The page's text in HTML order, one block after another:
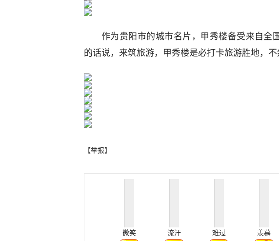
作为贵阳市的城市名片，甲秀楼备受来自全
的话说，来筑旅游，甲秀楼是必打卡旅游胜地，不
【举报】
微笑 流汗 难过 羡慕